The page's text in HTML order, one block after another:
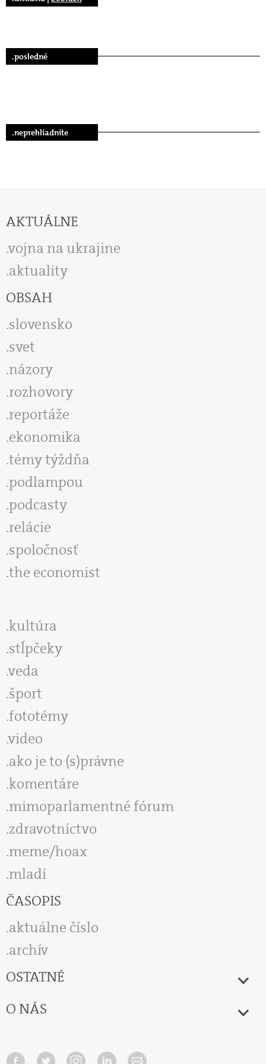
.posledné
.neprehliadnite
AKTUÁLNE
vojna na ukrajine
aktuality
OBSAH
slovensko
svet
názory
rozhovory
reportáže
ekonomika
témy týždňa
podlampou
podcasty
relácie
spoločnosť
the economist
kultúra
stĺpčeky
veda
šport
fototémy
video
ako je to (s)právne
komentáre
mimoparlamentné fórum
zdravotníctvo
meme/hoax
mladí
ČASOPIS
aktuálne číslo
archív
OSTATNÉ
O NÁS